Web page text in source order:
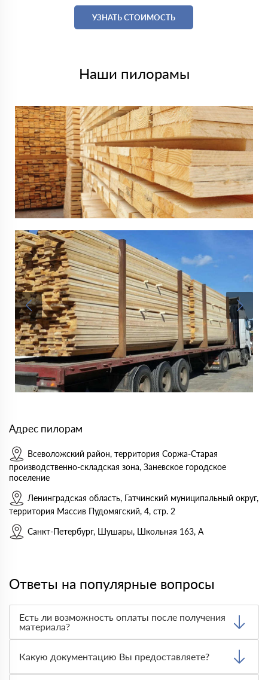
УЗНАТЬ СТОИМОСТЬ
Наши пилорамы
Адрес пилорам
Всеволожский район, территория Соржа-Старая
производственно-складская зона, Заневское городское
поселение
Ленинградская область, Гатчинский муниципальный округ,
территория Массив Пудомягский, 4, стр. 2
Санкт-Петербург, Шушары, Школьная 163, А
Ответы на популярные вопросы
Есть ли возможность оплаты после получения
материала?
оплата по факту получения товара. При этом, если
доставленный товар был ненадлежащего качества, то
Вы вправе от него отказаться.
Какую документацию Вы предоставляете?